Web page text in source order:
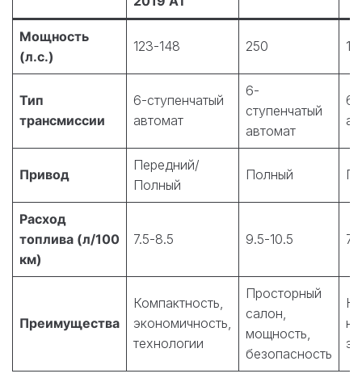
Мощность
(л.с.)
123-148 250
Тип
трансмиссии
6-ступенчатый
автомат
6-
ступенчатый
автомат
6-
Привод
Передний/
Полный
Полный
Расход
топлива (л/100
км)
7.5-8.5 9.5-10.5
Преимущества
Компактность,
экономичность,
технологии
Просторный
салон,
мощность,
безопасность